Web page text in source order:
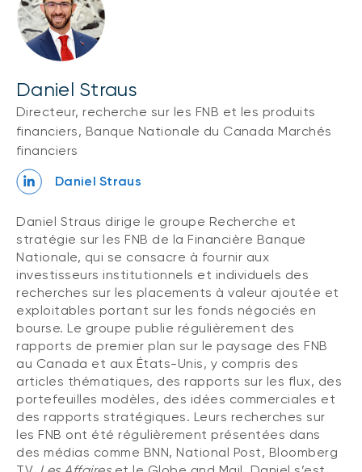
Daniel Straus
Directeur, recherche sur les FNB et les produits
financiers, Banque Nationale du Canada Marchés
financiers
Daniel Straus
Daniel Straus dirige le groupe Recherche et
stratégie sur les FNB de la Financière Banque
Nationale, qui se consacre à fournir aux
investisseurs institutionnels et individuels des
recherches sur les placements à valeur ajoutée et
exploitables portant sur les fonds négociés en
bourse. Le groupe publie régulièrement des
rapports de premier plan sur le paysage des FNB
au Canada et aux États-Unis, y compris des
articles thématiques, des rapports sur les flux, des
portefeuilles modèles, des idées commerciales et
des rapports stratégiques. Leurs recherches sur
les FNB ont été régulièrement présentées dans
des médias comme BNN, National Post, Bloomberg